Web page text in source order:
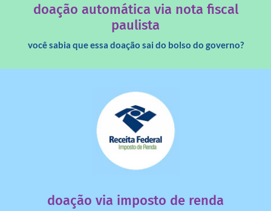
doação automática via nota fiscal
paulista
você sabia que essa doação sai do bolso do governo?
doação via imposto de renda
dinheiro deixa de ir para o governo?
saiba mais